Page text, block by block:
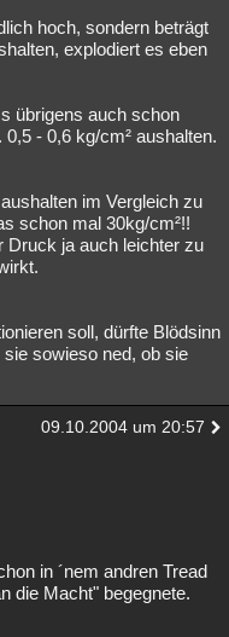
Gaming Filme
Allmystery English
Neue
hoch, sondern beträgt
explodiert es eben
übrigens auch schon
- 0,6 kg/cm² aushalten.
im Vergleich zu
schon mal 30kg/cm²!!
Druck ja auch leichter zu
soll, dürfte Blödsinn
sowieso ned, ob sie
09.10.2004 um 20:57
in ´nem andren Tread
die Macht" begegnete.